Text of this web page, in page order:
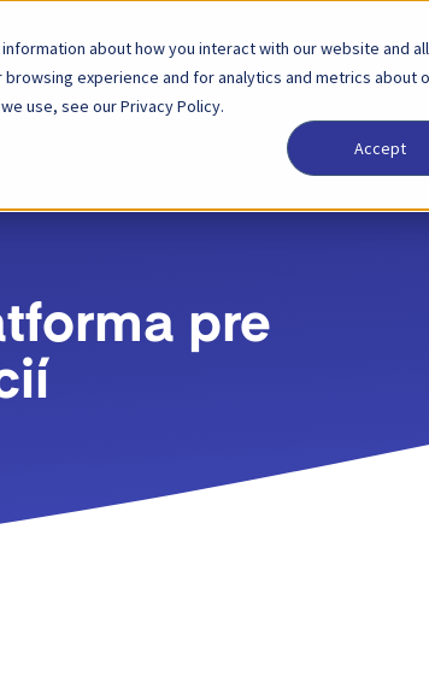
about how you interact with our website and
experience and for analytics and metrics about
use, see our Privacy Policy.
Accept
Partner Ceny Spoločnosť
pre